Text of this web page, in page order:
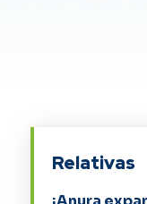
Relativas